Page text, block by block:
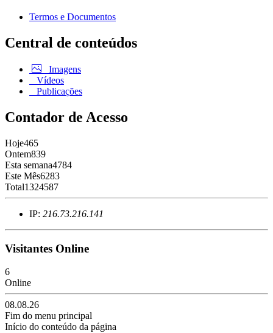
Termos e Documentos
Central de conteúdos
Imagens
Vídeos
Publicações
Contador de Acesso
Hoje465
Ontem839
Esta semana4784
Este Mês6283
Total1324587
IP: 216.73.216.141
Visitantes Online
6
Online
08.08.26
Fim do menu principal
Início do conteúdo da página